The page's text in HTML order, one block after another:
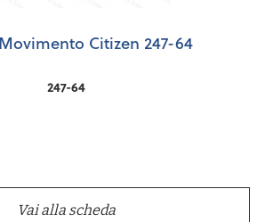
Citizen 247-64
247-64
Vai alla scheda